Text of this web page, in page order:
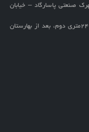
صنعتی پاسارگاد – خیابان
یزد، شهرک صنعتی، بلوار کاج، ۲۴متری دوم، بعد از بهارستان